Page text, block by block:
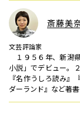
斎藤美
文芸評論家
１９５６年、新潟
小説」でデビュー。
『名作うしろ読み』
ダーランド』など著